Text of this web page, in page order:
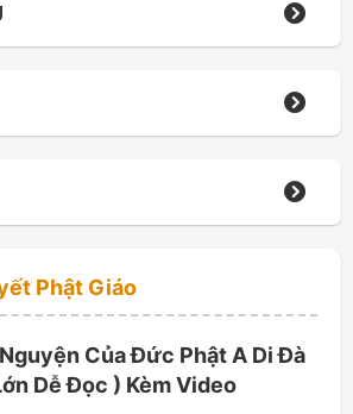
Phật Giáo
Của Đức Phật A Di Đà
Dễ Đọc ) Kèm Video